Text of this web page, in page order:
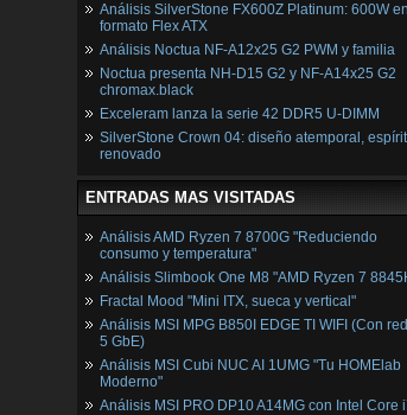
Análisis SilverStone FX600Z Platinum: 600W
formato Flex ATX
Análisis Noctua NF-A12x25 G2 PWM y familia
Noctua presenta NH-D15 G2 y NF-A14x25 G2
chromax.black
Exceleram lanza la serie 42 DDR5 U-DIMM
SilverStone Crown 04: diseño atemporal,
renovado
ENTRADAS MAS VISITADAS
Análisis AMD Ryzen 7 8700G "Reduciendo
consumo y temperatura"
Análisis Slimbook One M8 "AMD Ryzen 7
Fractal Mood "Mini ITX, sueca y vertical"
Análisis MSI MPG B850I EDGE TI WIFI (Con
5 GbE)
Análisis MSI Cubi NUC AI 1UMG "Tu HOMElab
Moderno"
Análisis MSI PRO DP10 A14MG con Intel Core